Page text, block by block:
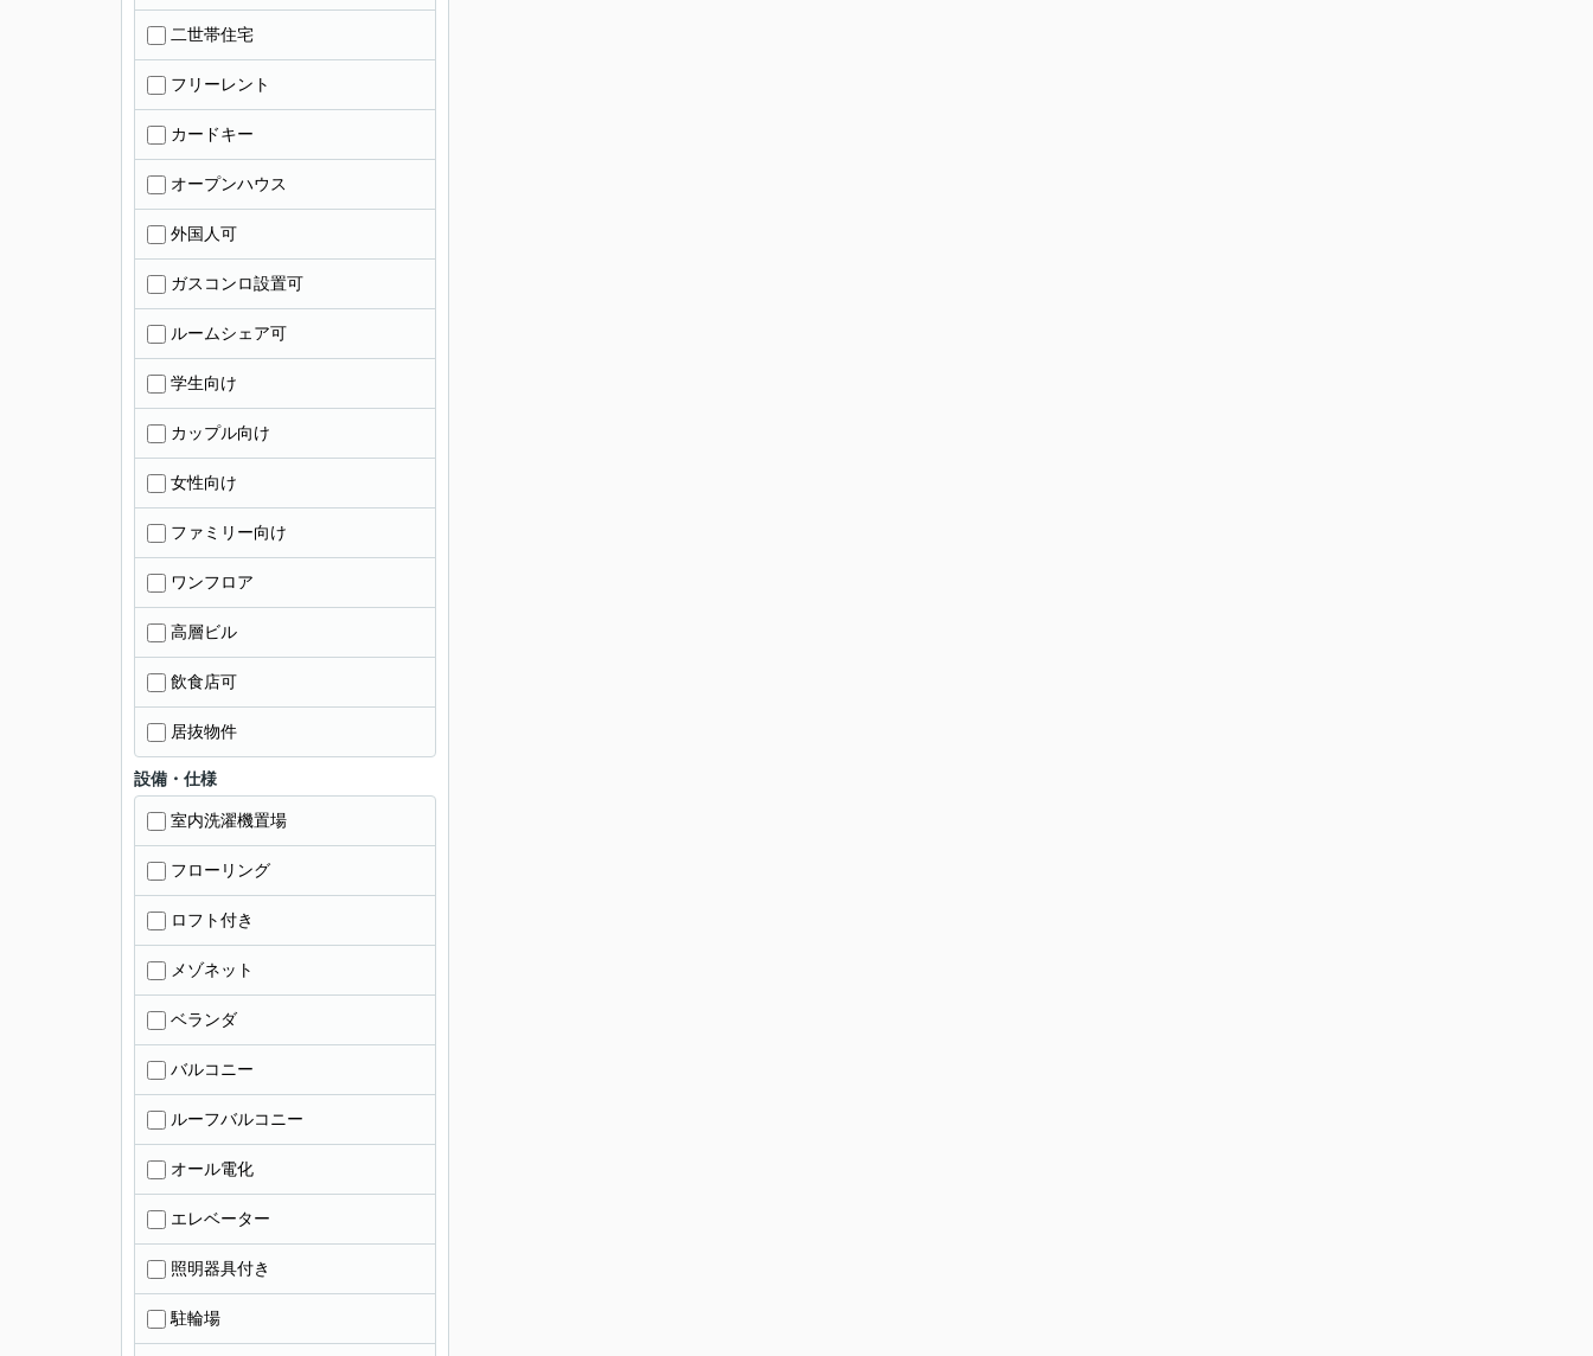
二世帯住宅
フリーレント
カードキー
オープンハウス
外国人可
ガスコンロ設置可
ルームシェア可
学生向け
カップル向け
女性向け
ファミリー向け
ワンフロア
高層ビル
飲食店可
居抜物件
設備・仕様
室内洗濯機置場
フローリング
ロフト付き
メゾネット
ベランダ
バルコニー
ルーフバルコニー
オール電化
エレベーター
照明器具付き
駐輪場